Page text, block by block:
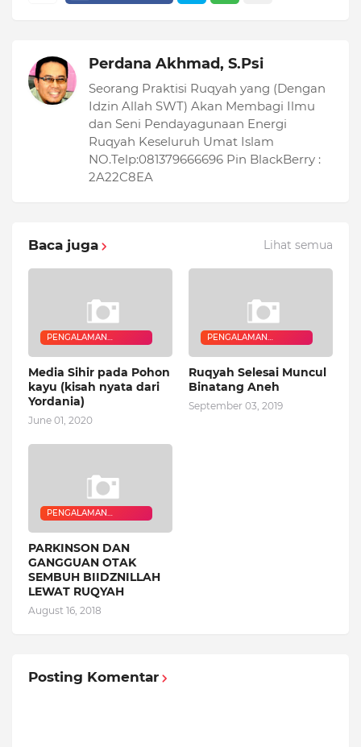
Perdana Akhmad, S.Psi
Seorang Praktisi Ruqyah yang (Dengan
Idzin Allah SWT) Akan Membagi Ilmu
dan Seni Pendayagunaan Energi
Ruqyah Keseluruh Umat Islam
NO.Telp:081379666696 Pin BlackBerry :
2A22C8EA
Baca juga Lihat semua
PENGALAMAN
Media Sihir pada Pohon
kayu (kisah nyata dari
Yordania)
June 01, 2020
PENGALAMAN
Ruqyah Selesai Muncul
Binatang Aneh
September 03, 2019
PENGALAMAN
PARKINSON DAN
GANGGUAN OTAK
SEMBUH BIIDZNILLAH
LEWAT RUQYAH
August 16, 2018
Posting Komentar